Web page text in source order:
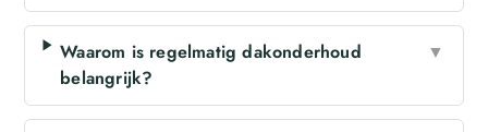
Waarom is regelmatig dakonderhoud
belangrijk?
▼